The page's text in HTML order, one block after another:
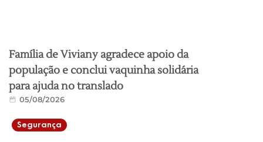
Família de Viviany agradece apoio da
população e conclui vaquinha solidária
para ajuda no translado
05/08/2026
Segurança